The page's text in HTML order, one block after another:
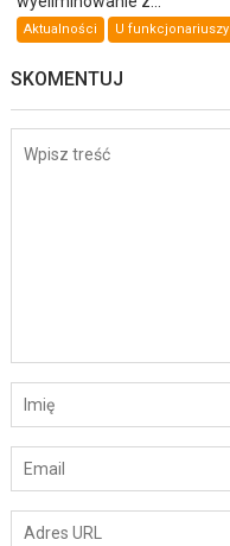
Aktualności U funkcjonariuszy
SKOMENTUJ